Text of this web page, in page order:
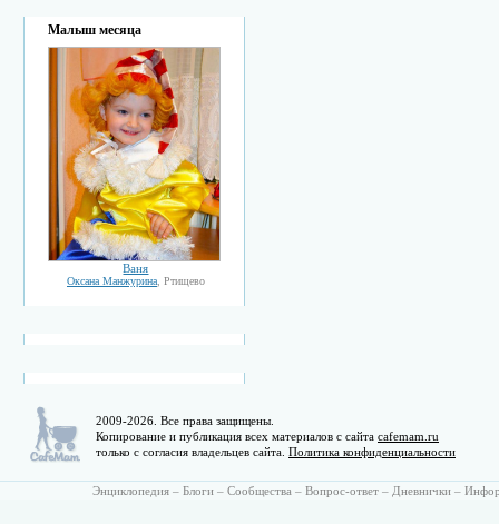
Малыш месяца
Ваня
Оксана Манжурина, Ртищево
2009-2026. Все права защищены.
Копирование и публикация всех материалов с сайта cafemam.ru
только с согласия владельцев сайта. Политика конфиденциальности
Энциклопедия – Блоги – Сообщества – Вопрос-ответ – Дневнички –